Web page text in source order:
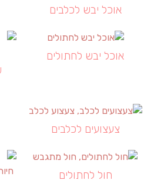
אוכל יבש לכלבים
אוכל יבש לחתולים
צעצועים לכלבים
חול לחתולים